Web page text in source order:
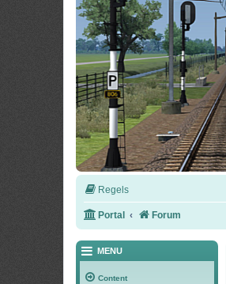
Regels
Portal Forum
MENU
Content